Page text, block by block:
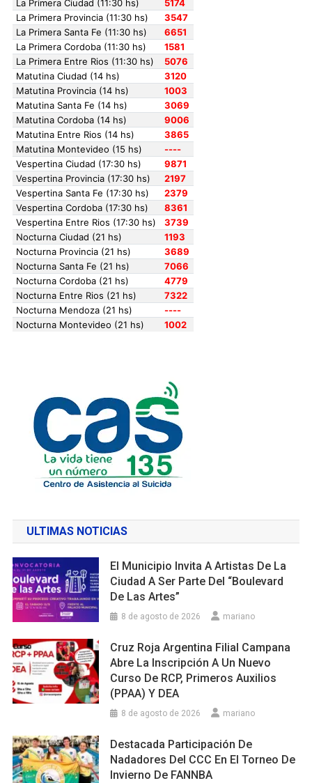
ULTIMAS NOTICIAS
El Municipio Invita A Artistas De La
Ciudad A Ser Parte Del “Boulevard
De Las Artes”
8 de agosto de 2026 mariano
Cruz Roja Argentina Filial Campana
Abre La Inscripción A Un Nuevo
Curso De RCP, Primeros Auxilios
(PPAA) Y DEA
8 de agosto de 2026 mariano
Destacada Participación De
Nadadores Del CCC En El Torneo De
Invierno De FANNBA